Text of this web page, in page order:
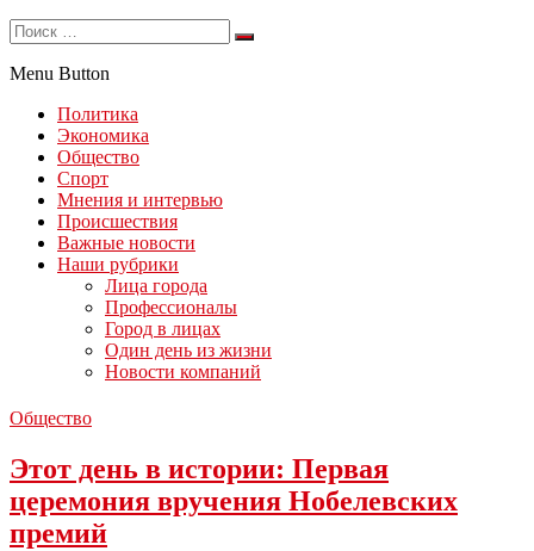
Menu Button
Политика
Экономика
Общество
Спорт
Мнения и интервью
Происшествия
Важные новости
Наши рубрики
Лица города
Профессионалы
Город в лицах
Один день из жизни
Новости компаний
Общество
Этот день в истории: Первая
церемония вручения Нобелевских
премий